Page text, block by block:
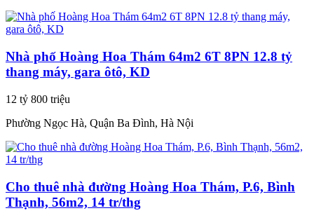
Nhà phố Hoàng Hoa Thám 64m2 6T 8PN 12.8 tỷ
thang máy, gara ôtô, KD
12 tỷ 800 triệu
Phường Ngọc Hà, Quận Ba Đình, Hà Nội
Cho thuê nhà đường Hoàng Hoa Thám, P.6, Bình
Thạnh, 56m2, 14 tr/thg